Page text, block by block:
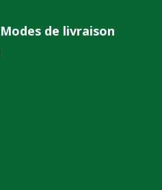
Modes de livraison